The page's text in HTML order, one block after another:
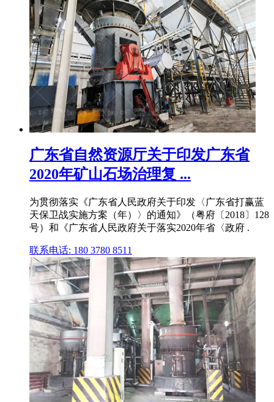
广东省自然资源厅关于印发广东省
2020年矿山石场治理复 ...
为贯彻落实《广东省人民政府关于印发〈广东省打赢蓝
天保卫战实施方案（年）〉的通知》（粤府〔2018〕128
号）和《广东省人民政府关于落实2020年省〈政府 .
联系电话: 180 3780 8511